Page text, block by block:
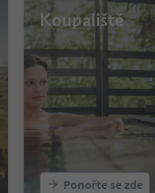
Koupaliště
Ponořte se zde